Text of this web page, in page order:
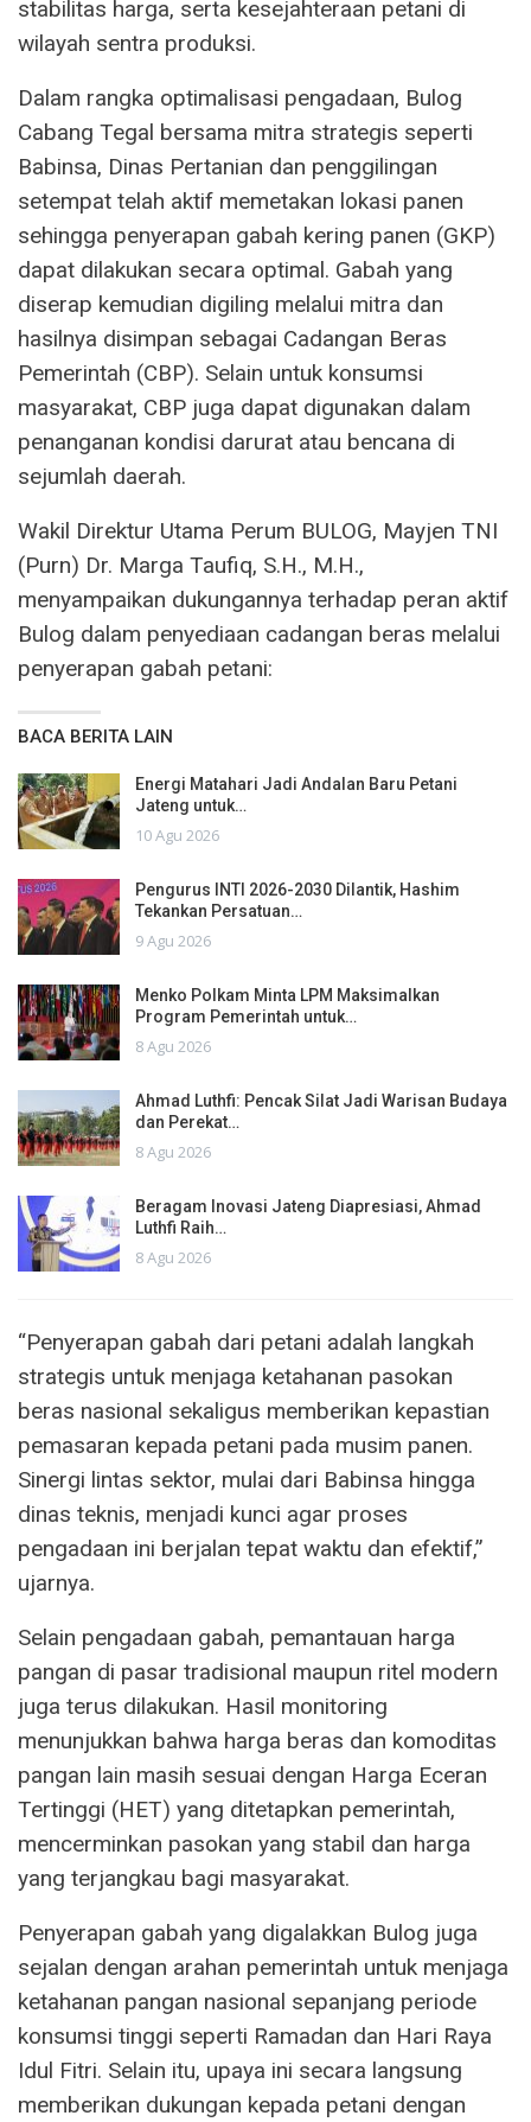
stabilitas harga, serta kesejahteraan petani di
wilayah sentra produksi.
Dalam rangka optimalisasi pengadaan, Bulog
Cabang Tegal bersama mitra strategis seperti
Babinsa, Dinas Pertanian dan penggilingan
setempat telah aktif memetakan lokasi panen
sehingga penyerapan gabah kering panen (GKP)
dapat dilakukan secara optimal. Gabah yang
diserap kemudian digiling melalui mitra dan
hasilnya disimpan sebagai Cadangan Beras
Pemerintah (CBP). Selain untuk konsumsi
masyarakat, CBP juga dapat digunakan dalam
penanganan kondisi darurat atau bencana di
sejumlah daerah.
Wakil Direktur Utama Perum BULOG, Mayjen TNI
(Purn) Dr. Marga Taufiq, S.H., M.H.,
menyampaikan dukungannya terhadap peran aktif
Bulog dalam penyediaan cadangan beras melalui
penyerapan gabah petani:
BACA BERITA LAIN
Energi Matahari Jadi Andalan Baru Petani
Jateng untuk…
10 Agu 2026
Pengurus INTI 2026-2030 Dilantik, Hashim
Tekankan Persatuan…
9 Agu 2026
Menko Polkam Minta LPM Maksimalkan
Program Pemerintah untuk…
8 Agu 2026
Ahmad Luthfi: Pencak Silat Jadi Warisan Budaya
dan Perekat…
8 Agu 2026
Beragam Inovasi Jateng Diapresiasi, Ahmad
Luthfi Raih…
8 Agu 2026
“Penyerapan gabah dari petani adalah langkah
strategis untuk menjaga ketahanan pasokan
beras nasional sekaligus memberikan kepastian
pemasaran kepada petani pada musim panen.
Sinergi lintas sektor, mulai dari Babinsa hingga
dinas teknis, menjadi kunci agar proses
pengadaan ini berjalan tepat waktu dan efektif,”
ujarnya.
Selain pengadaan gabah, pemantauan harga
pangan di pasar tradisional maupun ritel modern
juga terus dilakukan. Hasil monitoring
menunjukkan bahwa harga beras dan komoditas
pangan lain masih sesuai dengan Harga Eceran
Tertinggi (HET) yang ditetapkan pemerintah,
mencerminkan pasokan yang stabil dan harga
yang terjangkau bagi masyarakat.
Penyerapan gabah yang digalakkan Bulog juga
sejalan dengan arahan pemerintah untuk menjaga
ketahanan pangan nasional sepanjang periode
konsumsi tinggi seperti Ramadan dan Hari Raya
Idul Fitri. Selain itu, upaya ini secara langsung
memberikan dukungan kepada petani dengan